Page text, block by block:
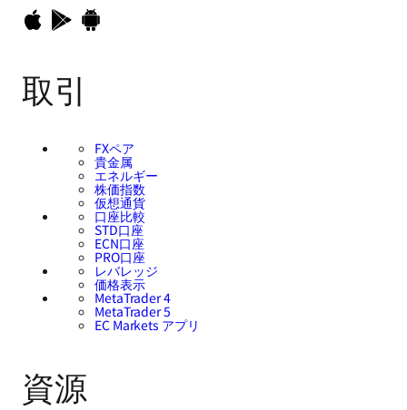
取引
FXペア
貴金属
エネルギー
株価指数
仮想通貨
口座比較
STD口座
ECN口座
PRO口座
レバレッジ
価格表示
MetaTrader 4
MetaTrader 5
EC Markets アプリ
資源